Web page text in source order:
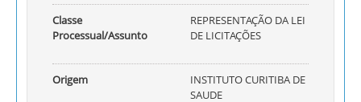
Classe
Processual/Assunto
REPRESENTAÇÃO DA LEI
DE LICITAÇÕES
Origem
INSTITUTO CURITIBA DE
SAUDE